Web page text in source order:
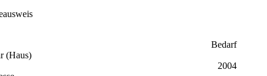
Bedarf
(Haus)
2004